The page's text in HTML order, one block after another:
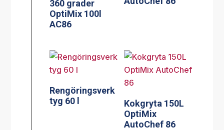
360 grader
OptiMix 100l
AC86
Rengöringsverk
tyg 60 l
Kokgryta 150L
OptiMix
AutoChef 86